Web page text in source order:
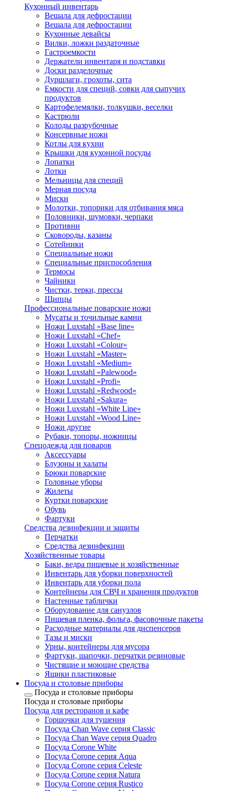
Кухонный инвентарь
Вешала для дефростации
Вешала для дефростации
Кухонные девайсы
Вилки, ложки раздаточные
Гастроемкости
Держатели инвентаря и подставки
Доски разделочные
Дуршлаги, грохоты, сита
Емкости для специй, совки для сыпучих
продуктов
Картофелемялки, толкушки, веселки
Кастрюли
Колоды разрубочные
Консервные ножи
Котлы для кухни
Крышки для кухонной посуды
Лопатки
Лотки
Мельницы для специй
Мерная посуда
Миски
Молотки, топорики для отбивания мяса
Половники, шумовки, черпаки
Противни
Сковороды, казаны
Сотейники
Специальные ножи
Специальные приспособления
Термосы
Чайники
Чистки, терки, прессы
Щипцы
Профессиональные поварские ножи
Мусаты и точильные камни
Ножи Luxstahl «Base line»
Ножи Luxstahl «Chef»
Ножи Luxstahl «Colour»
Ножи Luxstahl «Master»
Ножи Luxstahl «Medium»
Ножи Luxstahl «Palewood»
Ножи Luxstahl «Profi»
Ножи Luxstahl «Redwood»
Ножи Luxstahl «Sakura»
Ножи Luxstahl «White Line»
Ножи Luxstahl «Wood Line»
Ножи другие
Рубаки, топоры, ножницы
Спецодежда для поваров
Аксессуары
Блузоны и халаты
Брюки поварские
Головные уборы
Жилеты
Куртки поварские
Обувь
Фартуки
Средства дезинфекции и защиты
Перчатки
Средства дезинфекции
Хозяйственные товары
Баки, ведра пищевые и хозяйственные
Инвентарь для уборки поверхностей
Инвентарь для уборки пола
Контейнеры для СВЧ и хранения продуктов
Настенные таблички
Оборудование для санузлов
Пищевая пленка, фольга, фасовочные пакеты
Расходные материалы для диспенсеров
Тазы и миски
Урны, контейнеры для мусора
Фартуки, шапочки, перчатки резиновые
Чистящие и моющие средства
Ящики пластиковые
Посуда и столовые приборы
Посуда и столовые приборы
Посуда и столовые приборы
Посуда для ресторанов и кафе
Горшочки для тушения
Посуда Chan Wave серия Classic
Посуда Chan Wave серия Quadro
Посуда Corone White
Посуда Corone серия Aqua
Посуда Corone серия Celeste
Посуда Corone серия Natura
Посуда Corone серия Rustico